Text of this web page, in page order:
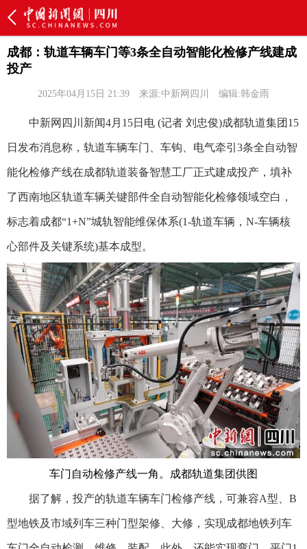
成都：轨道车辆车门等3条全自动智能化检修产线建成
投产
2025年04月15日 21:39 来源:中新网四川 编辑:韩金雨
中新网四川新闻4月15日电 (记者 刘忠俊)成都轨道集团15
日发布消息称，轨道车辆车门、车钩、电气牵引3条全自动智
能化检修产线在成都轨道装备智慧工厂正式建成投产，填补
了西南地区轨道车辆关键部件全自动智能化检修领域空白，
标志着成都“1+N”城轨智能维保体系(1-轨道车辆，N-车辆核
心部件及关键系统)基本成型。
车门自动检修产线一角。成都轨道集团供图
据了解，投产的轨道车辆车门检修产线，可兼容A型、B
型地铁及市域列车三种门型架修、大修，实现成都地铁列车